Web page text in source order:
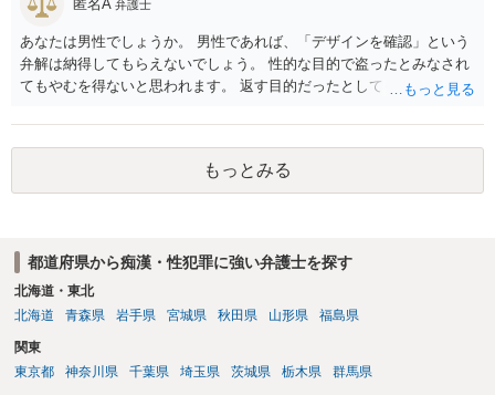
匿名A 弁護士
あなたは男性でしょうか。 男性であれば、「デザインを確認」という
弁解は納得してもらえないでしょう。 性的な目的で盗ったとみなされ
てもやむを得ないと思われます。 返す目的だったとしても、性的な目
法領得の意思は発現しており、窃盗の既遂罪は成立し得まると思われ
ます。 元の場所に戻したのは、前述の目的を遂行する関係上、ばれな
いように戻したと評価されることになるのではないかと思います。 防
犯カメラに写っているのがあなたなのかは不明ですが、極めて深刻な
す。
もっとみる
都道府県から痴漢・性犯罪に強い弁護士を探す
北海道・東北
北海道
青森県 岩手県 宮城県 秋田県 山形県 福島県
関東
東京都
神奈川県 千葉県 埼玉県 茨城県 栃木県 群馬県